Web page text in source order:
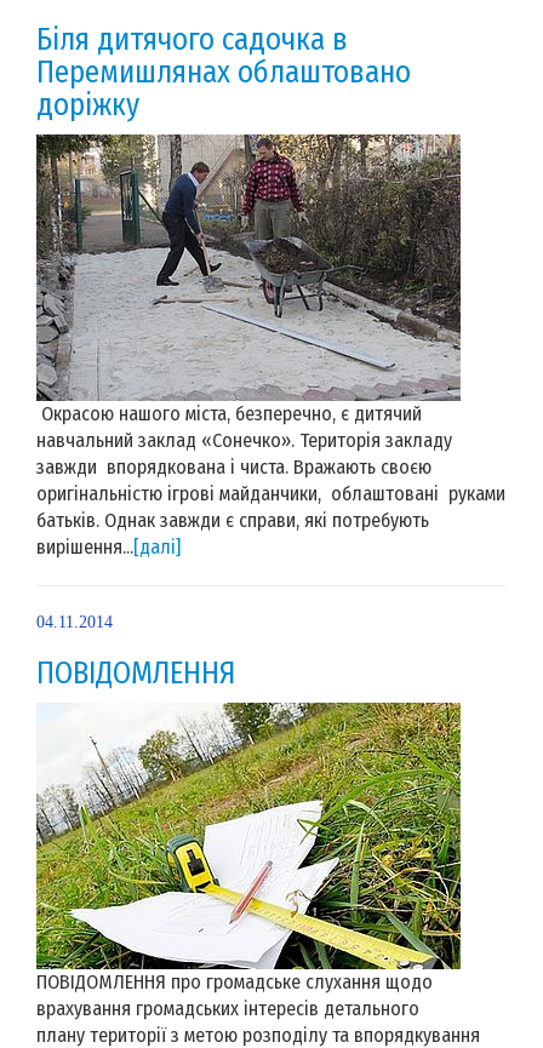
Біля дитячого садочка в
Перемишлянах облаштовано
доріжку
Окрасою нашого міста, безперечно, є дитячий
навчальний заклад «Сонечко». Територія закладу
завжди впорядкована і чиста. Вражають своєю
оригінальністю ігрові майданчики, облаштовані руками
батьків. Однак завжди є справи, які потребують
вирішення...[далі]
04.11.2014
ПОВІДОМЛЕННЯ
ПОВІДОМЛЕННЯ про громадське слухання щодо
врахування громадських інтересів детального
плану території з метою розподілу та впорядкування